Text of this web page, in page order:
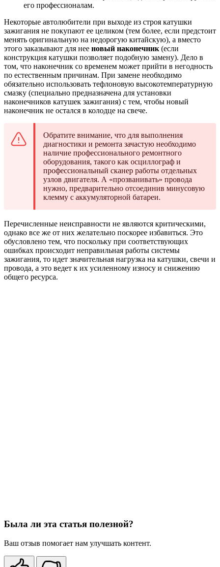
его профессионалам.
Некоторые автолюбители при выходе из строя катушки
зажигания не покупают ее целиком (тем более, если предстоит
менять оригинальную на недорогую китайскую), а вместо
этого заказывают для нее новый наконечник (если
конструкция катушки позволяет подобную замену). Дело в
том, что наконечник со временем может прийти в негодность
по естественным причинам. При замене необходимо
обязательно использовать тефлоновую высокотемпературную
смазку (специально предназначена для установки
наконечников катушек зажигания) с тем, чтобы новый
наконечник не остался в колодце на свече.
Обратите внимание, что для выполнения
диагностики и ремонта зачастую необходимо
наличие профессионального ремонтного
оборудования, такого как осциллограф и
профессиональный сканер работы отдельных
узлов двигателя. А «прозванивать» провода
нужно, предварительно отсоединив минусовую
клемму с аккумуляторной батареи.
Перечисленные неисправности не являются критическими,
однако все же от них желательно поскорее избавиться. Это
обусловлено тем, что поскольку при соответствующих
ошибках происходит неправильная работы системы
зажигания, то идет значительная нагрузка на катушки, свечи и
провода, а это ведет к их усиленному износу и снижению
общего ресурса.
Была ли эта статья полезной?
Ваш отзыв помогает нам улучшать контент.